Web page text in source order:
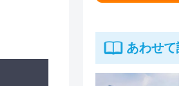
あわせ